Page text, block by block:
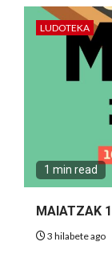
LUDOTEKA
1 min read
MAIATZAK
3 hilabete ago